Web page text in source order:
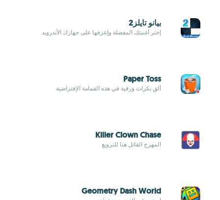
بيانو تايلز2
إختر أغنيتك المفضلة وإعزفها على جهازك الأندرويد
Paper Toss
ألق بكرات ورقية في هذه القمامة الإفتراضية
Killer Clown Chase
المهرج القاتل هنا للترويع
Geometry Dash World